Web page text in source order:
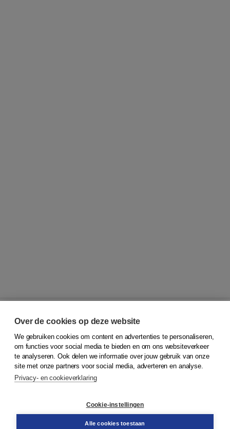
© 2026Koninklijke Boom uitgevers
Klantenservice
Service & informatie
Contact
Over de cookies op deze website
We gebruiken cookies om content en advertenties te personaliseren,
om functies voor social media te bieden en om ons websiteverkeer
te analyseren. Ook delen we informatie over jouw gebruik van onze
site met onze partners voor social media, adverteren en analyse.
Privacy- en cookieverklaring
Cookie-instellingen
Alle cookies toestaan